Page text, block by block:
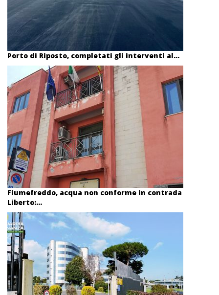
Porto di Riposto, completati gli interventi al...
Fiumefreddo, acqua non conforme in contrada
Liberto:...